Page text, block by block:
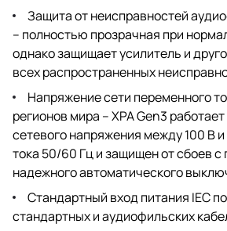
Защита от неисправностей
– полностью прозрачная при
однако защищает усилитель и
всех распространенных
Напряжение сети переменного
регионов мира – XPA Gen3
сетевого напряжения между 100 В
тока 50/60 Гц и защищен от сбоев
надежного автоматического
Стандартный вход питания IEC
стандартных и аудиофильских